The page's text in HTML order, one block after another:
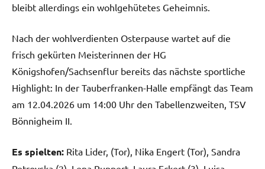
bleibt allerdings ein wohlgehütetes Geheimnis.
Nach der wohlverdienten Osterpause wartet auf die
frisch gekürten Meisterinnen der HG
Königshofen/Sachsenflur bereits das nächste sportliche
Highlight: In der Tauberfranken-Halle empfängt das Team
am 12.04.2026 um 14:00 Uhr den Tabellenzweiten, TSV
Bönnigheim II.
Es spielten: Rita Lider, (Tor), Nika Engert (Tor), Sandra